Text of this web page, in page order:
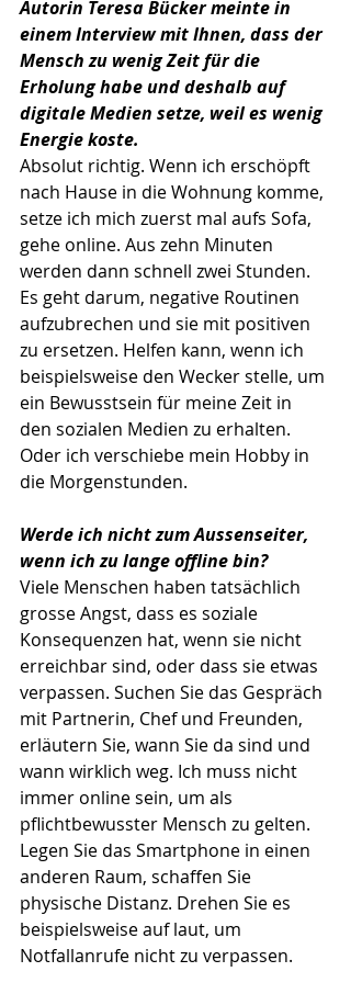
Autorin Teresa Bücker meinte in
einem Interview mit Ihnen, dass der
Mensch zu wenig Zeit für die
Erholung habe und deshalb auf
digitale Medien setze, weil es wenig
Energie koste.
Absolut richtig. Wenn ich erschöpft
nach Hause in die Wohnung komme,
setze ich mich zuerst mal aufs Sofa,
gehe online. Aus zehn Minuten
werden dann schnell zwei Stunden.
Es geht darum, negative Routinen
aufzubrechen und sie mit positiven
zu ersetzen. Helfen kann, wenn ich
beispielsweise den Wecker stelle, um
ein Bewusstsein für meine Zeit in
den sozialen Medien zu erhalten.
Oder ich verschiebe mein Hobby in
die Morgenstunden.
Werde ich nicht zum Aussenseiter,
wenn ich zu lange offline bin?
Viele Menschen haben tatsächlich
grosse Angst, dass es soziale
Konsequenzen hat, wenn sie nicht
erreichbar sind, oder dass sie etwas
verpassen. Suchen Sie das Gespräch
mit Partnerin, Chef und Freunden,
erläutern Sie, wann Sie da sind und
wann wirklich weg. Ich muss nicht
immer online sein, um als
pflichtbewusster Mensch zu gelten.
Legen Sie das Smartphone in einen
anderen Raum, schaffen Sie
physische Distanz. Drehen Sie es
beispielsweise auf laut, um
Notfallanrufe nicht zu verpassen.